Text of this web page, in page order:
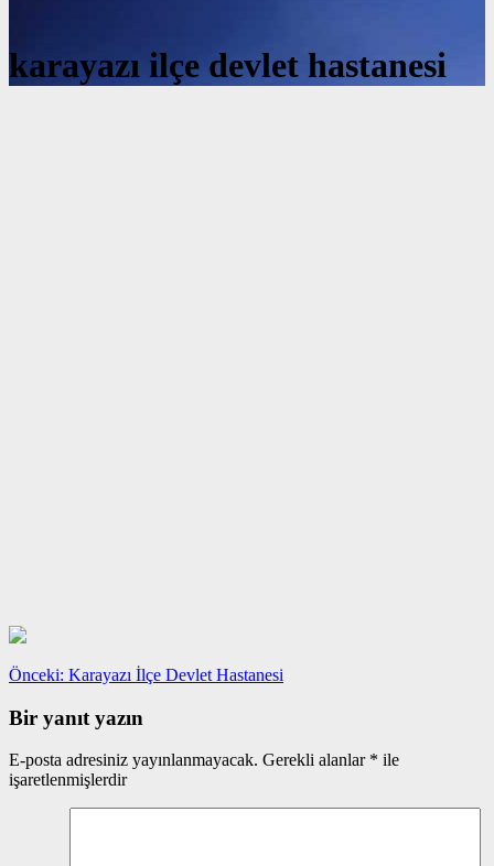
karayazı ilçe devlet hastanesi
Yazı
gezinmesi
Önceki: Önceki
Karayazı İlçe Devlet Hastanesi
Bir yanıt yazın
E-posta adresiniz yayınlanmayacak. Gerekli alanlar * ile
işaretlenmişlerdir